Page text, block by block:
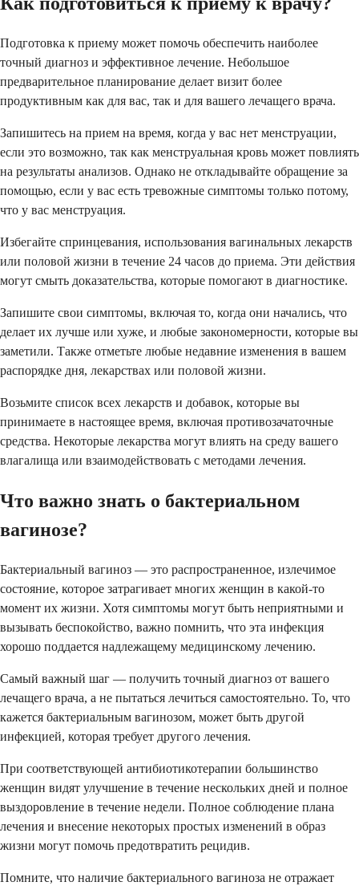
Подготовка к приему может помочь обеспечить наиболее
точный диагноз и эффективное лечение. Небольшое
предварительное планирование делает визит более
продуктивным как для вас, так и для вашего лечащего врача.
Запишитесь на прием на время, когда у вас нет менструации,
если это возможно, так как менструальная кровь может повлиять
на результаты анализов. Однако не откладывайте обращение за
помощью, если у вас есть тревожные симптомы только потому,
что у вас менструация.
Избегайте спринцевания, использования вагинальных лекарств
или половой жизни в течение 24 часов до приема. Эти действия
могут смыть доказательства, которые помогают в диагностике.
Запишите свои симптомы, включая то, когда они начались, что
делает их лучше или хуже, и любые закономерности, которые вы
заметили. Также отметьте любые недавние изменения в вашем
распорядке дня, лекарствах или половой жизни.
Возьмите список всех лекарств и добавок, которые вы
принимаете в настоящее время, включая противозачаточные
средства. Некоторые лекарства могут влиять на среду вашего
влагалища или взаимодействовать с методами лечения.
Что важно знать о бактериальном
вагинозе?
Бактериальный вагиноз — это распространенное, излечимое
состояние, которое затрагивает многих женщин в какой-то
момент их жизни. Хотя симптомы могут быть неприятными и
вызывать беспокойство, важно помнить, что эта инфекция
хорошо поддается надлежащему медицинскому лечению.
Самый важный шаг — получить точный диагноз от вашего
лечащего врача, а не пытаться лечиться самостоятельно. То, что
кажется бактериальным вагинозом, может быть другой
инфекцией, которая требует другого лечения.
При соответствующей антибиотикотерапии большинство
женщин видят улучшение в течение нескольких дней и полное
выздоровление в течение недели. Полное соблюдение плана
лечения и внесение некоторых простых изменений в образ
жизни могут помочь предотвратить рецидив.
Помните, что наличие бактериального вагиноза не отражает